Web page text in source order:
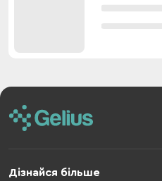
Дізнайся більше